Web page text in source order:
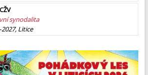
synodalita
Litice